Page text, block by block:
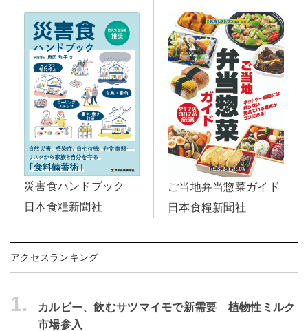
災害食ハンドブック
日本食糧新聞社
ご当地弁当惣菜ガイド
日本食糧新聞社
アクセスランキング
1.
カルビー、飲むサツマイモで新需要 植物性ミルク
市場参入